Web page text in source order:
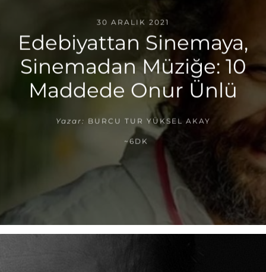
30 ARALIK 2021
Edebiyattan Sinemaya,
Sinemadan Müziğe: 10
Maddede Onur Ünlü
Yazar: BURCU TUR YÜKSEL AKAY
~6DK